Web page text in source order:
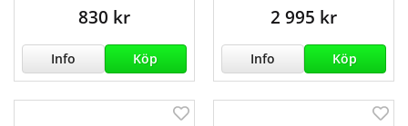
830 kr
Info Köp
2 995 kr
Info Köp